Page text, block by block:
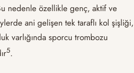
nedenle özellikle genç, aktif ve
ani gelişen tek taraflı kol şişliği,
varlığında sporcu trombozu
​5​.